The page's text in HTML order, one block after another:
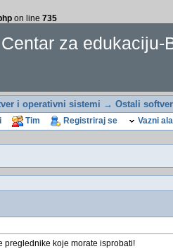
on line 735
Centar za edukaciju-
i operativni sistemi → Ostali softver
Tim Registriraj se Vazni
preglednike koje morate isprobati!